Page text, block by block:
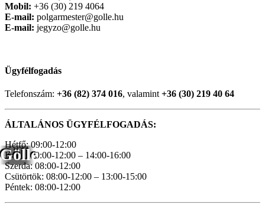
Gölle
Mobil: +36 (30) 219 4064
E-mail: polgarmester@golle.hu
E-mail: jegyzo@golle.hu
Ügyfélfogadás
Telefonszám: +36 (82) 374 016, valamint +36 (30) 219 40 64
ÁLTALÁNOS ÜGYFÉLFOGADÁS:
Hétfő: 09:00-12:00
Kedd: 10:00-12:00 – 14:00-16:00
Szerda: 08:00-12:00
Csütörtök: 08:00-12:00 – 13:00-15:00
Péntek: 08:00-12:00